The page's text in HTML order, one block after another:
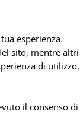
esperienza.
sito, mentre altri
di utilizzo.
il consenso di